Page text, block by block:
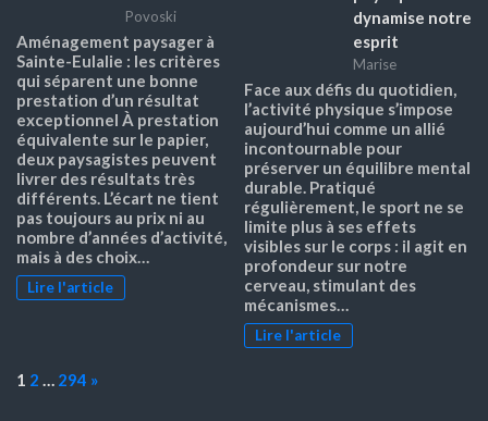
Povoski
Aménagement paysager à
Sainte-Eulalie : les critères
qui séparent une bonne
prestation d’un résultat
exceptionnel À prestation
équivalente sur le papier,
deux paysagistes peuvent
livrer des résultats très
différents. L’écart ne tient
pas toujours au prix ni au
nombre d’années d’activité,
mais à des choix…
Lire l'article
dynamise notre
esprit
Marise
Face aux défis du quotidien,
l’activité physique s’impose
aujourd’hui comme un allié
incontournable pour
préserver un équilibre mental
durable. Pratiqué
régulièrement, le sport ne se
limite plus à ses effets
visibles sur le corps : il agit en
profondeur sur notre
cerveau, stimulant des
mécanismes…
Lire l'article
Page:
1 2 … 294 Next
»